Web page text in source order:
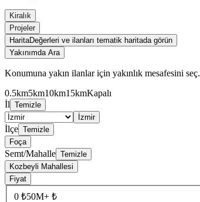
Kiralık
Projeler
HaritaDeğerleri ve ilanları tematik haritada görün
Yakınımda Ara
Konumuna yakın ilanlar için yakınlık mesafesini seç.
0.5km5km10km15kmKapalı
İl Temizle
İzmir
İlçe Temizle
Foça
Semt/Mahalle Temizle
Kozbeyli Mahallesi
Fiyat
0 ₺50M+ ₺